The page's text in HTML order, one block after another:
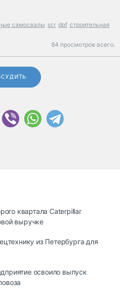
самосвалы scr dpf строительная
84 просмотров всего.
квартала Caterpillar
выручке
из Петербурга для
освоило выпуск